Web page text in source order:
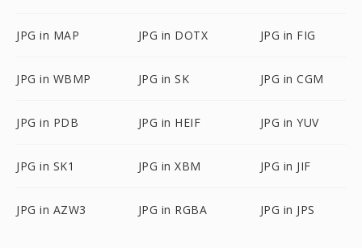
JPG in MAP JPG in DOTX JPG in FIG
JPG in WBMP JPG in SK JPG in CGM
JPG in PDB JPG in HEIF JPG in YUV
JPG in SK1 JPG in XBM JPG in JIF
JPG in AZW3 JPG in RGBA JPG in JPS